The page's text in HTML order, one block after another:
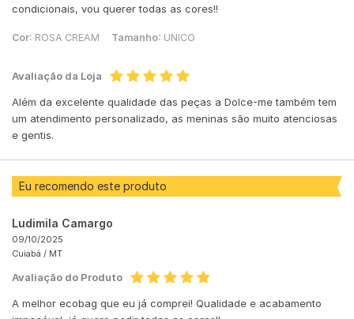
condicionais, vou querer todas as cores!!
Cor: ROSA CREAM Tamanho: UNICO
Avaliação da Loja
Além da excelente qualidade das peças a Dolce-me também tem
um atendimento personalizado, as meninas são muito atenciosas
e gentis.
Eu recomendo este produto
Ludimila Camargo
09/10/2025
Cuiabá / MT
Avaliação do Produto
A melhor ecobag que eu já comprei! Qualidade e acabamento